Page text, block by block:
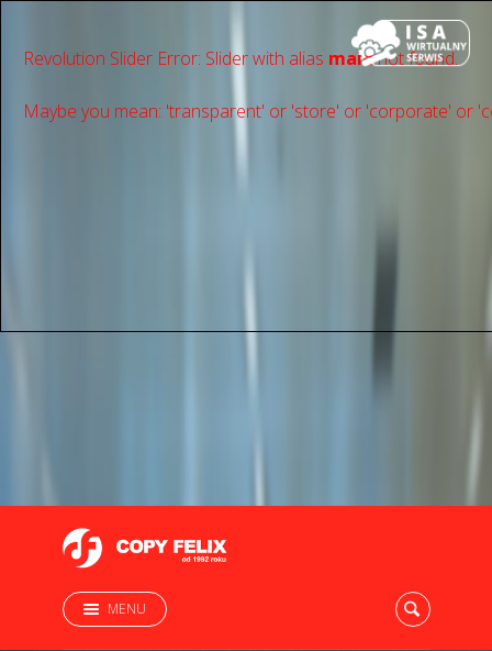
Revolution Slider Error: Slider with alias mainnot found.
Maybe you mean: 'transparent' or 'store' or 'сorporate' or
MENU